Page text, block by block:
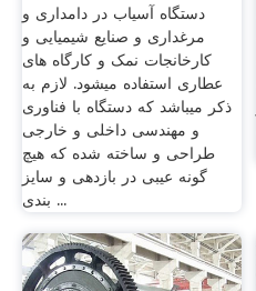
دستگاه آسیاب در دامداری و
مرغداری و صنایع شیمیایی و
کارخانجات نمک و کارگاه های
عطاری استفاده میشود. لازم به
ذکر میباشد که دستگاه با فناوری
و مهندسی داخلی و خارجی
طراحی و ساخته شده که هیچ
گونه عیبی در بازدهی و سایز
بندی ...